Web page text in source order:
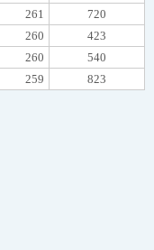
261
720
260
423
260
540
259 823